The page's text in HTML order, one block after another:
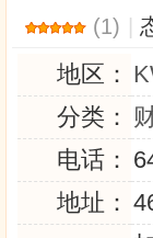
(1)
地区：
分类：
电话：
地址：